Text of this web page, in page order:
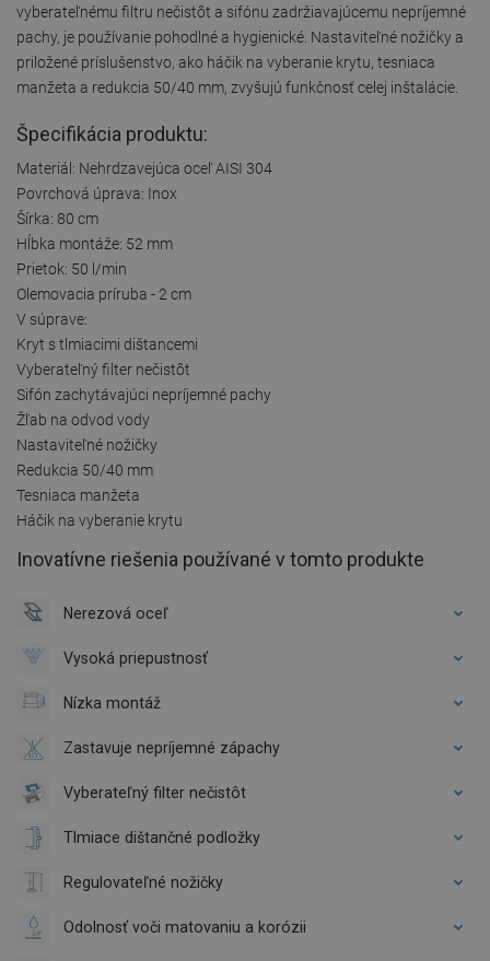
vyberateľnému filtru nečistôt a sifónu zadržiavajúcemu nepríjemné
pachy, je používanie pohodlné a hygienické. Nastaviteľné nožičky a
priložené príslušenstvo, ako háčik na vyberanie krytu, tesniaca
manžeta a redukcia 50/40 mm, zvyšujú funkčnosť celej inštalácie.
Špecifikácia produktu:
Materiál: Nehrdzavejúca oceľ AISI 304
Povrchová úprava: Inox
Šírka: 80 cm
Hĺbka montáže: 52 mm
Prietok: 50 l/min
Olemovacia príruba - 2 cm
V súprave:
Kryt s tlmiacimi dištancemi
Vyberateľný filter nečistôt
Sifón zachytávajúci nepríjemné pachy
Žľab na odvod vody
Nastaviteľné nožičky
Redukcia 50/40 mm
Tesniaca manžeta
Háčik na vyberanie krytu
Inovatívne riešenia používané v tomto produkte
Nerezová oceľ
Vysoká priepustnosť
Nízka montáž
Zastavuje nepríjemné zápachy
Vyberateľný filter nečistôt
Tlmiace dištančné podložky
Regulovateľné nožičky
Odolnosť voči matovaniu a korózii